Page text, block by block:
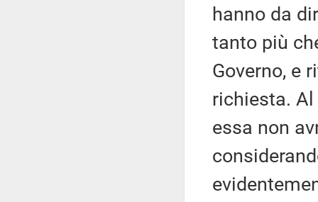
hanno da
tanto più
Governo, e
richiesta.
essa non